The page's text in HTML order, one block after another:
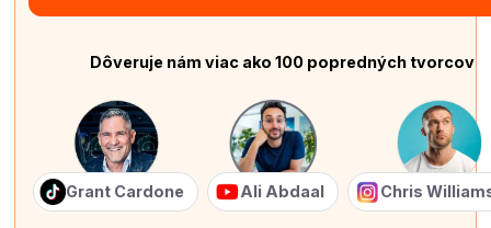
Dôveruje nám viac ako 100 popredných tvorcov
Grant Cardone Ali Abdaal Chris